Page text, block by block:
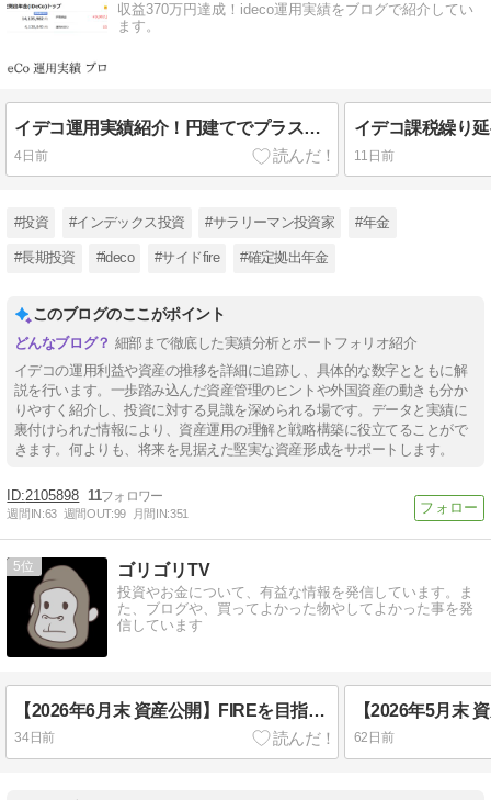
収益370万円達成！ideco運用実績をブログで紹介してい
ます。
イデコ運用実績紹介！円建てでプラス1千万円を切るも、ドル建てならわずかに増加
4日前
イデコ課税繰り
11日前
#投資 #インデックス投資 #サラリーマン投資家 #年金
#長期投資 #ideco #サイドfire #確定拠出年金
このブログのここがポイント
細部まで徹底した実績分析とポートフォリオ紹介
イデコの運用利益や資産の推移を詳細に追跡し、具体的な数字とともに解
説を行います。一歩踏み込んだ資産管理のヒントや外国資産の動きも分か
りやすく紹介し、投資に対する見識を深められる場です。データと実績に
裏付けられた情報により、資産運用の理解と戦略構築に役立てることがで
きます。何よりも、将来を見据えた堅実な資産形成をサポートします。
2105898 11
週間IN:63 週間OUT:99 月間IN:351
5 ゴリゴリTV
投資やお金について、有益な情報を発信しています。ま
た、ブログや、買ってよかった物やしてよかった事を発
信しています
【2026年6月末 資産公開】FIREを目指す低年収夫婦の下剋上物語【資産4,100万円突破】
34日前 62日前